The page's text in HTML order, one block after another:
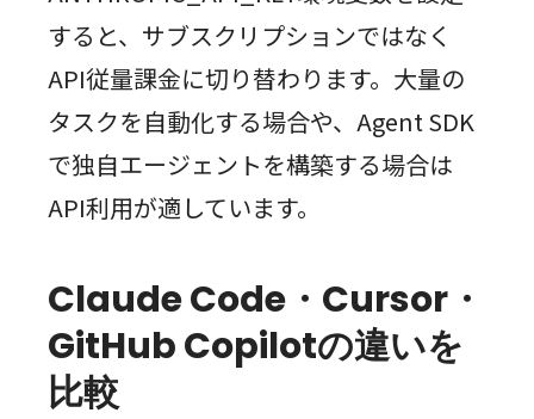
すると、サブスクリプションではなく
API従量課金に切り替わります。大量の
タスクを自動化する場合や、Agent SDK
で独自エージェントを構築する場合は
API利用が適しています。
Claude Code・Cursor・
GitHub Copilotの違いを
比較